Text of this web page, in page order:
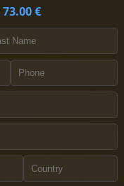
73.00 €